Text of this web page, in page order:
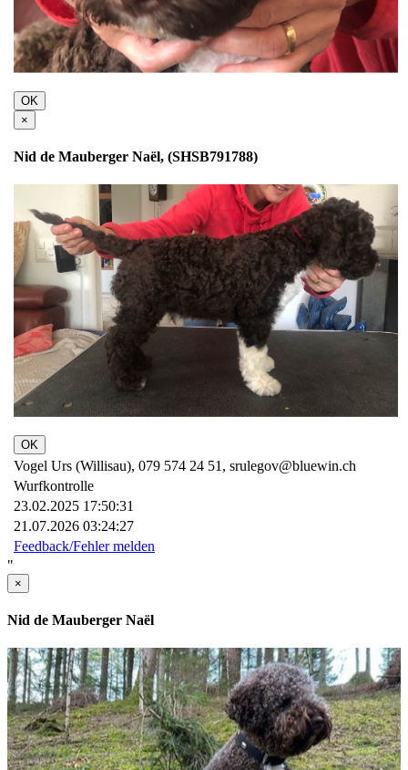
OK
×
Nid de Mauberger Naël, (SHSB791788)
OK
Vogel Urs (Willisau), 079 574 24 51, srulegov@bluewin.ch
Wurfkontrolle
23.02.2025 17:50:31
21.07.2026 03:24:27
Feedback/Fehler melden
"
×
Nid de Mauberger Naël